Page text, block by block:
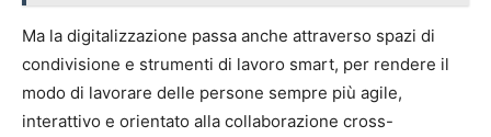
Ma la digitalizzazione passa anche attraverso spazi di
condivisione e strumenti di lavoro smart, per rendere il
modo di lavorare delle persone sempre più agile,
interattivo e orientato alla collaborazione cross-